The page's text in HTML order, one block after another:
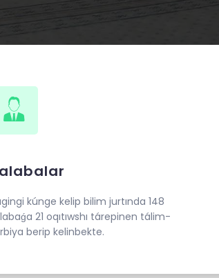
kúnge kelip bilim jurtında 148
21 oqıtıwshı tárepinen tálim-
berip kelinbekte.